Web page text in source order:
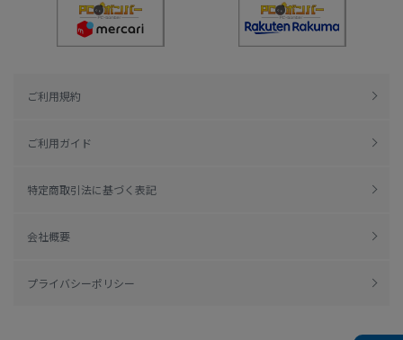
ご利用規約
ご利用ガイド
特定商取引法に基づく表記
会社概要
プライバシーポリシー